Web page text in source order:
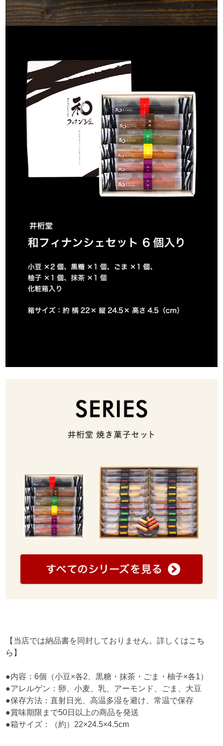
【当店では納品書を同封しておりません。詳しくはこち
ら 】
●内容：6個（小豆×各2、黒糖・抹茶・ごま・柚子×各1）
●アレルゲン：卵、小麦、乳、アーモンド、ごま、大豆
●保存方法：直射日光、高温多湿を避け、常温で保存
●賞味期限まで50日以上の商品を発送
●箱サイズ：（約）22×24.5×4.5cm